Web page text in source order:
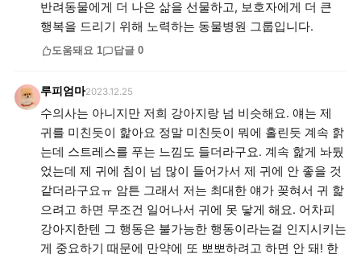
반려동물에게 더 나은 삶을 선물하고, 보호자에게 더 큰
행복을 드리기 위해 노력하는 동물병원 그룹입니다.
도움돼요 1 답글 0
루피엄마2023.12.25
수의사는 아니지만 저희 강아지랑 넘 비슷해요. 얘는 제
귀를 미친듯이 핥아요 정말 미친듯이 뭐에 홀린듯 계속 핡
는데 스트레스를 푸는 느낌도 들더라구요. 계속 핥게 놔뒀
었는데 제 귀에 침이 넘 많이 들어가서 제 귀에 안 좋을 것
같더라구요ㅠ 암튼 그래서 저는 최대한 얘가 꽂혀서 귀 핥
으려고 하면 무조건 일어나서 귀에 못 닿게 해요. 어차피
강아지한텐 그 행동은 불가능한 행동이라는걸 인지시키는
게 중요하기 때문에 만약에 또 뽀뽀하려고 하면 안 돼! 한